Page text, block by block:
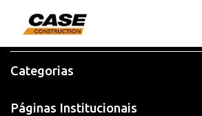
Categorias
Páginas Institucionais